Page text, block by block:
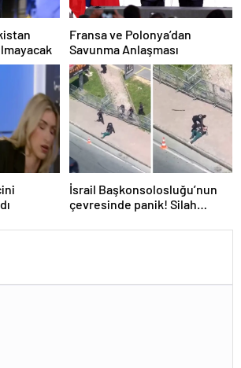
Fransa ve Polonya’dan
Savunma Anlaşması
İsrail Başkonsolosluğu’nun
çevresinde panik! Silah
açıklama geldi